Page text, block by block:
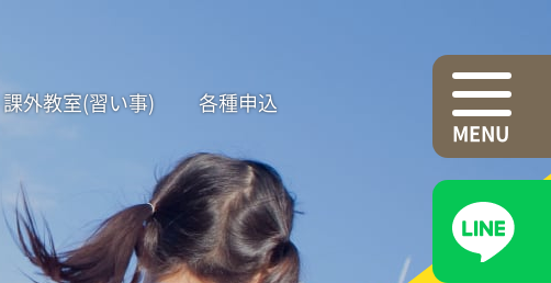
課外教室(習い事) 各種申込